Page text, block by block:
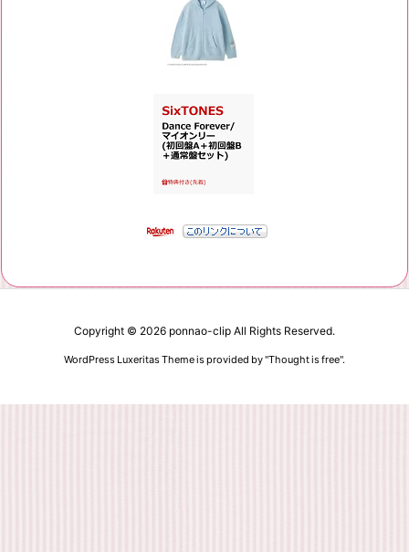
Copyright © 2026 ponnao-clip All Rights Reserved.
WordPress Luxeritas Theme is provided by "Thought is free".